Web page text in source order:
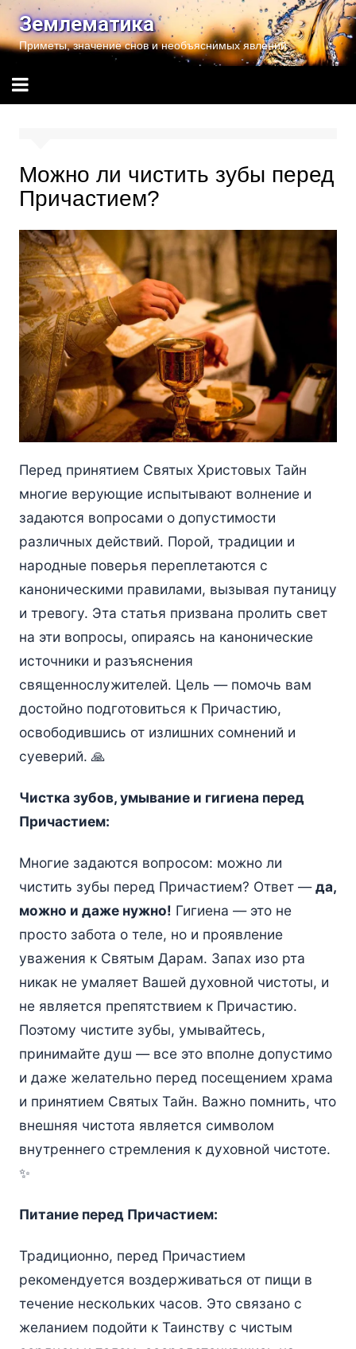
Перейти
содержимому
Землематика
Приметы, значение снов и необъяснимых явлений
Можно ли чистить зубы перед
Причастием?
Перед принятием Святых Христовых Тайн
многие верующие испытывают волнение и
задаются вопросами о допустимости
различных действий. Порой, традиции и
народные поверья переплетаются с
каноническими правилами, вызывая путаницу
и тревогу. Эта статья призвана пролить свет
на эти вопросы, опираясь на канонические
источники и разъяснения
священнослужителей. Цель — помочь вам
достойно подготовиться к Причастию,
освободившись от излишних сомнений и
суеверий. 🙏
Чистка зубов, умывание и гигиена перед
Причастием:
Многие задаются вопросом: можно ли
чистить зубы перед Причастием? Ответ —да,
можно и даже нужно! Гигиена — это не
просто забота о теле, но и проявление
уважения к Святым Дарам. Запах изо рта
никак не умаляет Вашей духовной чистоты, и
не является препятствием к Причастию.
Поэтому чистите зубы, умывайтесь,
принимайте душ — все это вполне допустимо
и даже желательно перед посещением храма
и принятием Святых Тайн. Важно помнить, что
внешняя чистота является символом
внутреннего стремления к духовной чистоте.
✨
Питание перед Причастием:
Традиционно, перед Причастием
рекомендуется воздерживаться от пищи в
течение нескольких часов. Это связано с
желанием подойти к Таинству с чистым